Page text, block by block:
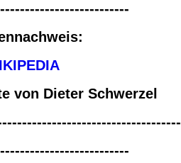
von Dieter Schwerzel